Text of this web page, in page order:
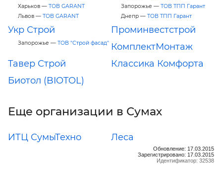
Харьков — ТОВ GARАNT
Львов — ТОВ GARАNT
Запорожье — ТОВ ТПП Гарант
Днепр — ТОВ ТПП Гарант
Укр Строй
Запорожье — ТОВ "Строй фасад"
Проминвестстрой
КомплектМонтаж
Тавер Строй
Классика Комфорта
Биотол (BIOTOL)
Еще организации в Сумах
ИТЦ СумыТехно Леса
Обновление: 17.03.2015
Зарегистрировано: 17.03.2015
Идентификатор: 32538